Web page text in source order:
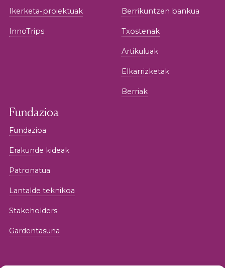
Ikerketa-proiektuak
InnoTrips
Berrikuntzen bankua
Txostenak
Artikuluak
Elkarrizketak
Berriak
Fundazioa
Fundazioa
Erakunde kideak
Patronatua
Lantalde teknikoa
Stakeholders
Gardentasuna